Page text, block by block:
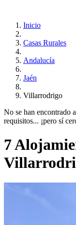
Inicio
Casas Rurales
Andalucía
Jaén
Villarrodrigo
No se han encontrado
requisitos... ¡pero sí
7